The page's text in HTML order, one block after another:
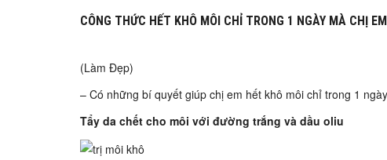
CÔNG THỨC HẾT KHÔ MÔI CHỈ TRONG 1 NGÀY MÀ CHỊ
(Làm Đẹp)
– Có những bí quyết giúp chị em hết khô môi chỉ trong 1
Tẩy da chết cho môi với đường trắng và dầu oliu